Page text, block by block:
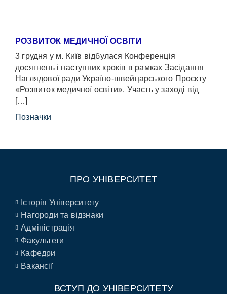
РОЗВИТОК МЕДИЧНОЇ ОСВІТИ
3 грудня у м. Київ відбулася Конференція
досягнень і наступних кроків в рамках Засідання
Наглядової ради Україно-швейцарського Проєкту
«Розвиток медичної освіти». Участь у заході від
[…]
Позначки
ПРО УНІВЕРСИТЕТ
Історія Університету
Нагороди та відзнаки
Адміністрація
Факультети
Кафедри
Вакансії
ВСТУП ДО УНІВЕРСИТЕТУ